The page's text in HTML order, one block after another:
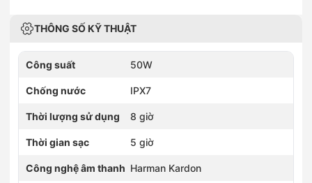
THÔNG SỐ KỸ THUẬT
Công suất 50W
Chống nước IPX7
Thời lượng sử dụng 8 giờ
Thời gian sạc 5 giờ
Công nghệ âm thanh Harman Kardon